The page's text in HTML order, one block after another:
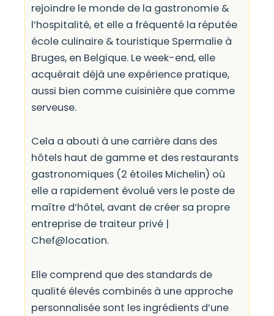
rejoindre le monde de la gastronomie &
l’hospitalité, et elle a fréquenté la réputée
école culinaire & touristique Spermalie à
Bruges, en Belgique. Le week-end, elle
acquérait déjà une expérience pratique,
aussi bien comme cuisinière que comme
serveuse.
Cela a abouti à une carrière dans des
hôtels haut de gamme et des restaurants
gastronomiques (2 étoiles Michelin) où
elle a rapidement évolué vers le poste de
maître d’hôtel, avant de créer sa propre
entreprise de traiteur privé |
Chef@location.
Elle comprend que des standards de
qualité élevés combinés à une approche
personnalisée sont les ingrédients d’une